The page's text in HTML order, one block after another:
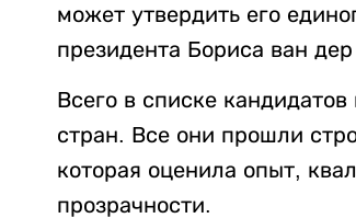
может утвердить его
президента Бориса ван
Всего в списке
стран. Все они прошли
которая оценила опыт,
прозрачности.